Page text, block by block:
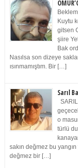
Kuytu
gitsen
şiire
Bak
Nasılsa son dizeye
ısınmamıştım. Bir […]
Sarıl
o
türlü
sakın değmez bu
değmez bir […]